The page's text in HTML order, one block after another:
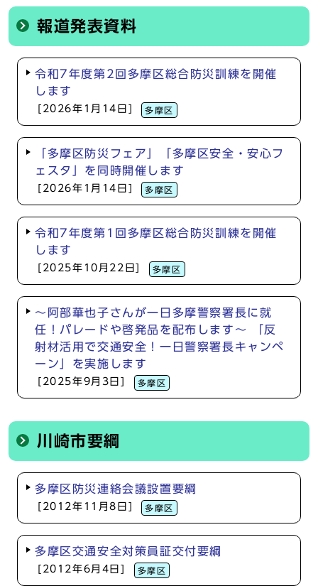
報道発表資料
令和7年度第2回多摩区総合防災訓練を開催
します
[2026年1月14日] 多摩区
「多摩区防災フェア」「多摩区安全・安心フ
ェスタ」を同時開催します
[2026年1月14日] 多摩区
令和7年度第1回多摩区総合防災訓練を開催
します
[2025年10月22日] 多摩区
～阿部華也子さんが一日多摩警察署長に就
任！パレードや啓発品を配布します～ 「反
射材活用で交通安全！一日警察署長キャンペ
ーン」を実施します
[2025年9月3日] 多摩区
川崎市要綱
多摩区防災連絡会議設置要綱
[2012年11月8日] 多摩区
多摩区交通安全対策員証交付要綱
[2012年6月4日] 多摩区